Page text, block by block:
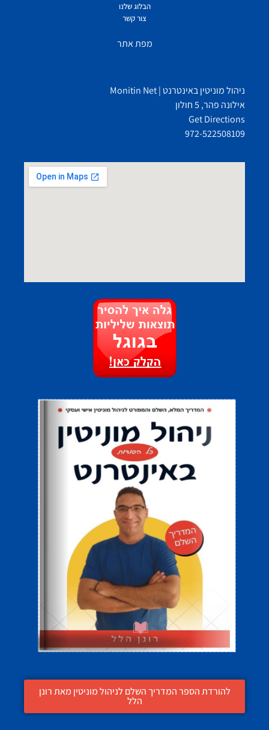
הבלוג שלנו
צור קשר
מפת אתר
ניהול מוניטין באינטרנט | Monitin Net
אילונה פהר, 5 חולון
Get Directions
972-522508109
להורדת הספר המדריך השלם לניהול מוניטין מאת רונן
הלל